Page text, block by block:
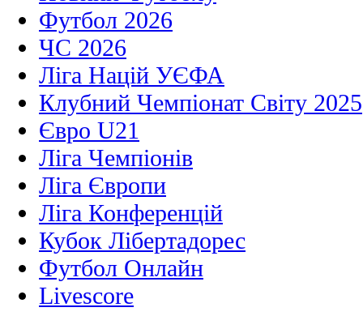
Футбол 2026
ЧС 2026
Ліга Націй УЄФА
Клубний Чемпіонат Світу 2025
Євро U21
Ліга Чемпіонів
Ліга Європи
Ліга Конференцій
Кубок Лібертадорес
Футбол Онлайн
Livescore